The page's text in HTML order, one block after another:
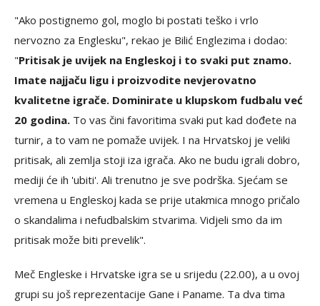
"Ako postignemo gol, moglo bi postati teško i vrlo
nervozno za Englesku", rekao je Bilić Englezima i dodao:
"Pritisak je uvijek na Engleskoj i to svaki put znamo.
Imate najjaču ligu i proizvodite nevjerovatno
kvalitetne igrače. Dominirate u klupskom fudbalu već
20 godina. To vas čini favoritima svaki put kad dođete na
turnir, a to vam ne pomaže uvijek. I na Hrvatskoj je veliki
pritisak, ali zemlja stoji iza igrača. Ako ne budu igrali dobro,
mediji će ih 'ubiti'. Ali trenutno je sve podrška. Sjećam se
vremena u Engleskoj kada se prije utakmica mnogo pričalo
o skandalima i nefudbalskim stvarima. Vidjeli smo da im
pritisak može biti prevelik".
Meč Engleske i Hrvatske igra se u srijedu (22.00), a u ovoj
grupi su još reprezentacije Gane i Paname. Ta dva tima